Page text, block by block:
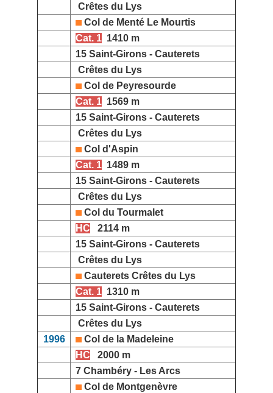
Crêtes du Lys
Col de Menté Le Mourtis
Cat. 1 1410 m
15 Saint-Girons - Cauterets
Crêtes du Lys
Col de Peyresourde
Cat. 1 1569 m
15 Saint-Girons - Cauterets
Crêtes du Lys
Col d'Aspin
Cat. 1 1489 m
15 Saint-Girons - Cauterets
Crêtes du Lys
Col du Tourmalet
HC 2114 m
15 Saint-Girons - Cauterets
Crêtes du Lys
Cauterets Crêtes du Lys
Cat. 1 1310 m
15 Saint-Girons - Cauterets
Crêtes du Lys
1996
Col de la Madeleine
HC 2000 m
7 Chambéry - Les Arcs
Col de Montgenèvre